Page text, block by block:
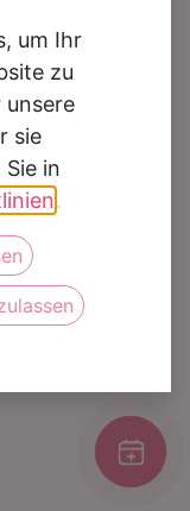
um Ihr
zu
unsere
sie
in
.